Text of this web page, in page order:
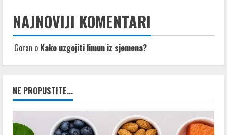
NAJNOVIJI KOMENTARI
Goran o Kako uzgojiti limun iz sjemena?
NE PROPUSTITE...